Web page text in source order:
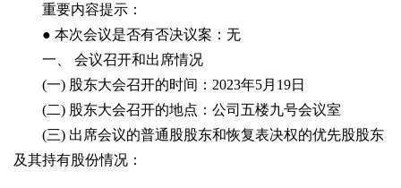
重要内容提示：
● 本次会议是否有否决议案：无
一、 会议召开和出席情况
(一) 股东大会召开的时间：2023年5月19日
(二) 股东大会召开的地点：公司五楼九号会议室
(三) 出席会议的普通股股东和恢复表决权的优先股股东
及其持有股份情况：